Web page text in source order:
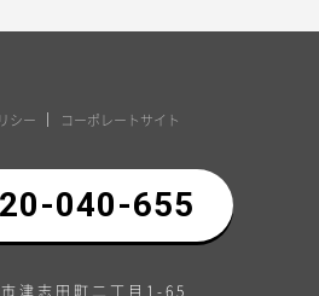
シー コーポレートサイト
040-655